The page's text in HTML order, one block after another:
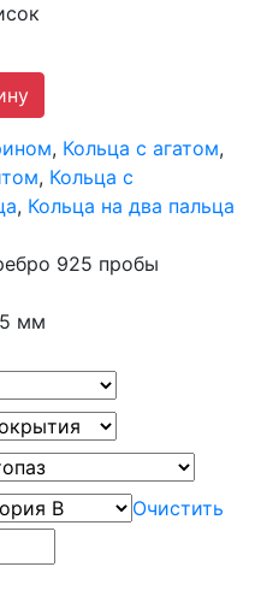
, Кольца с агатом,
, Кольца с
, Кольца на два пальца
925 пробы
мм
Очистить